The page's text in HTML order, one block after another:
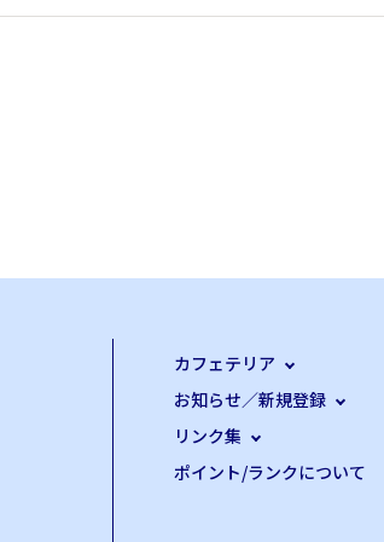
カフェテリア
お知らせ／新規登録
リンク集
ポイント/ランクについて